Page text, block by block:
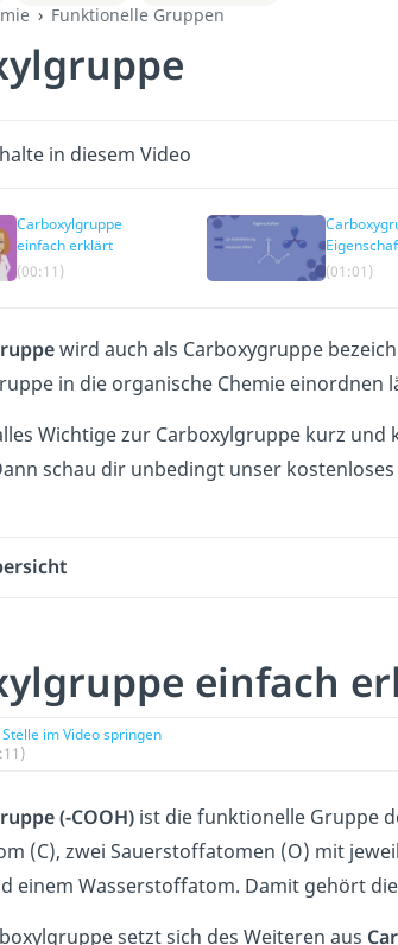
Funktionelle Gruppen
in diesem Video
Carboxylgruppe
einfach erklärt
(00:11)
(01:01)
wird auch als Carboxygruppe
in die organische Chemie einordnen
Wichtige zur Carboxylgruppe kurz und
schau dir unbedingt unser kostenloses
einfach
im Video springen
(-COOH) ist die funktionelle Gruppe
(C), zwei Sauerstoffatomen (O) mit
einem Wasserstoffatom. Damit gehört
setzt sich des Weiteren aus